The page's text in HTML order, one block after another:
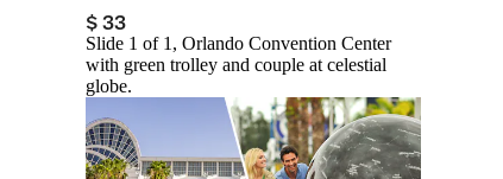
$ 33
Slide 1 of 1, Orlando Convention Center
with green trolley and couple at celestial
globe.